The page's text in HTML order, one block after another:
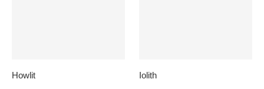
Howlit Iolith